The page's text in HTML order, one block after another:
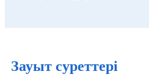
Зауыт суреттері